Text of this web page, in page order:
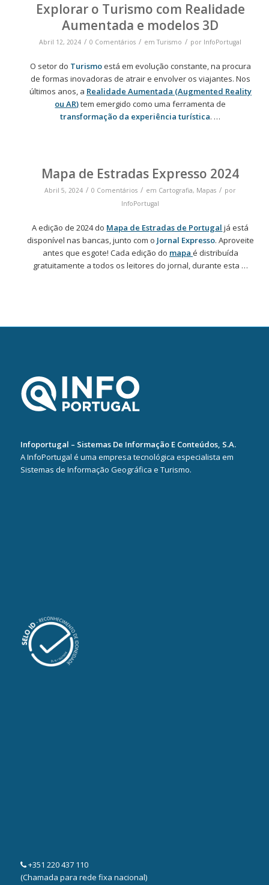
Explorar o Turismo com Realidade
Aumentada e modelos 3D
Abril 12, 2024 / 0 Comentários / emTurismo / por InfoPortugal
O setor do Turismoestá em evolução constante, na procura
de formas inovadoras de atrair e envolver os viajantes. Nos
últimos anos, a Realidade Aumentada (Augmented Reality
ou AR)tem emergido como uma ferramenta de
transformação da experiência turística. …
Mapa de Estradas Expresso 2024
Abril 5, 2024 / 0 Comentários / em Cartografia, Mapas / por
InfoPortugal
A edição de 2024 do Mapa de Estradas de Portugal já está
disponível nas bancas, junto com o Jornal Expresso. Aproveite
antes que esgote! Cada edição do mapa é distribuída
gratuitamente a todos os leitores do jornal, durante esta …
Infoportugal – Sistemas De Informação E Conteúdos, S.A.
A InfoPortugal é uma empresa tecnológica especialista em
Sistemas de Informação Geográfica e Turismo.
+351 220 437 110
(Chamada para rede fixa nacional)